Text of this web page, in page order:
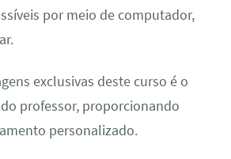
por meio de computador,
exclusivas deste curso é o
professor, proporcionando
personalizado.